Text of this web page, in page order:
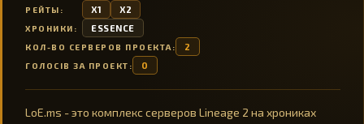
РЕЙТЫ: X1 X2
ХРОНИКИ: ESSENCE
КОЛ-ВО СЕРВЕРОВ ПРОЕКТА: 2
ГОЛОСІВ ЗА ПРОЕКТ: 0
LoE.ms - это комплекс серверов Lineage 2 на хрониках